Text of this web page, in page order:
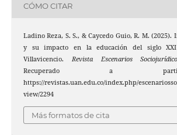
CÓMO CITAR
Ladino Reza, S. S., & Caycedo Guio, R. M.
y su impacto en la educación del siglo
Villavicencio. Revista Escenarios
Recuperado a
https://revistas.uan.edu.co/index.php/
view/2294
Más formatos de cita